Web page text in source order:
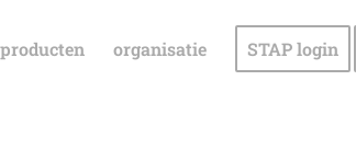
producten organisatie STAP login